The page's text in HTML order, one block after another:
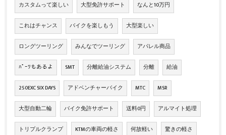
カスタムって楽しい 大型免許サポート なんと10万円
これはチャンス バイクを楽しもう 大型楽しい
ロングツーリング みんなでツーリング アパレル商品
ﾊﾟｰﾂもあるよ SMT 分離給油システム 分離 給油
250EXC SIX DAYS アドベンチャーバイク MTC MSR
大型自動二輪 バイク免許サポート 送料0円 アルマイト処理
トリプルクランプ KTMの車両の軽さ 何故軽い 驚きの軽さ